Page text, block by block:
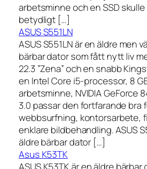
arbetsminne och en SSD
betydligt […]
ASUS S551LN
ASUS S551LN är en äldre men
bärbar dator som fått nytt liv
22.3 ”Zena” och en snabb
en Intel Core i5-processor, 8
arbetsminne, NVIDIA GeForce
3.0 passar den fortfarande bra
webbsurfning, kontorsarbete,
enklare bildbehandling. ASUS
äldre bärbar dator […]
Asus K53TK
ASUS K53TK är en äldre